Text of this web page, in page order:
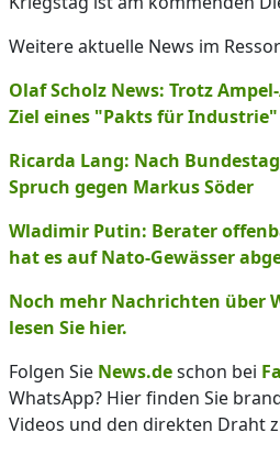
Weitere aktuelle News im
Olaf Scholz News: Trotz
Ziel eines "Pakts für
Ricarda Lang: Nach
Spruch gegen Markus Söder
Wladimir Putin: Berater
hat es auf Nato-Gewässer
Noch mehr Nachrichten über
lesen Sie hier.
Folgen Sie News.deschon bei
WhatsApp? Hier finden Sie
Videos und den direkten Draht